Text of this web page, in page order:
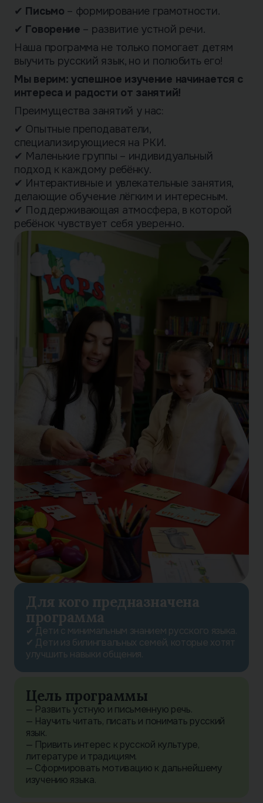
✔ Письмо – формирование грамотности.
✔ Говорение – развитие устной речи.
Наша программа не только помогает детям
выучить русский язык, но и полюбить его!
Мы верим: успешное изучение начинается с
интереса и радости от занятий!
Преимущества занятий у нас:
✔ Опытные преподаватели,
специализирующиеся на РКИ.
✔ Маленькие группы – индивидуальный
подход к каждому ребёнку.
✔ Интерактивные и увлекательные занятия,
делающие обучение лёгким и интересным.
✔ Поддерживающая атмосфера, в которой
ребёнок чувствует себя уверенно.
Для кого предназначена
программа
✔ Дети с минимальным знанием русского языка.
✔ Дети из билингвальных семей, которые хотят
улучшить навыки общения.
Цель программы
— Развить устную и письменную речь.
— Научить читать, писать и понимать русский
язык.
— Привить интерес к русской культуре,
литературе и традициям.
— Сформировать мотивацию к дальнейшему
изучению языка.